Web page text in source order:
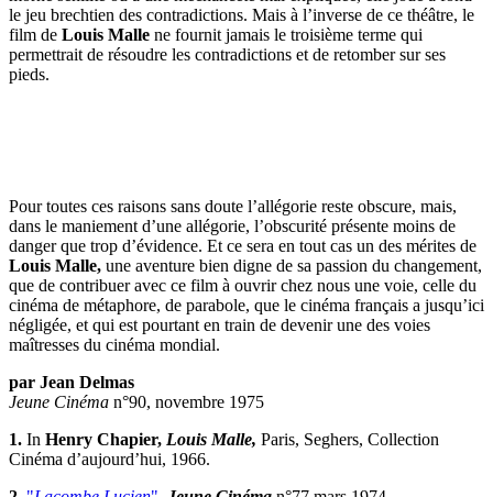
le jeu brechtien des contradictions. Mais à l’inverse de ce théâtre, le
film de Louis Malle ne fournit jamais le troisième terme qui
permettrait de résoudre les contradictions et de retomber sur ses
pieds.
Pour toutes ces raisons sans doute l’allégorie reste obscure, mais,
dans le maniement d’une allégorie, l’obscurité présente moins de
danger que trop d’évidence. Et ce sera en tout cas un des mérites de
Louis Malle, une aventure bien digne de sa passion du changement,
que de contribuer avec ce film à ouvrir chez nous une voie, celle du
cinéma de métaphore, de parabole, que le cinéma français a jusqu’ici
négligée, et qui est pourtant en train de devenir une des voies
maîtresses du cinéma mondial.
par Jean Delmas
Jeune Cinéma n°90, novembre 1975
1. In Henry Chapier, Louis Malle, Paris, Seghers, Collection
Cinéma d’aujourd’hui, 1966.